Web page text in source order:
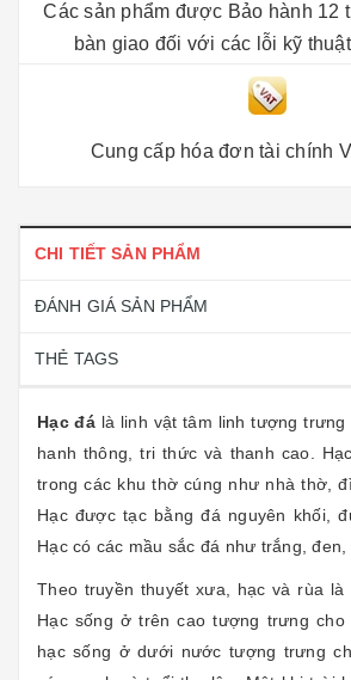
Các sản phẩm được Bảo hành 12
bàn giao đối với các lỗi kỹ
Cung cấp hóa đơn tài chính
CHI TIẾT SẢN PHẨM
ĐÁNH GIÁ SẢN PHẨM
THẺ TAGS
Hạc đá là linh vật tâm linh tượng trưng
hanh thông, tri thức và thanh cao.
trong các khu thờ cúng như nhà thờ,
Hạc được tạc bằng đá nguyên khối,
Hạc có các mầu sắc đá như trắng, đen,
Theo truyền thuyết xưa, hạc và rùa là
Hạc sống ở trên cao tượng trưng cho
hạc sống ở dưới nước tượng trưng